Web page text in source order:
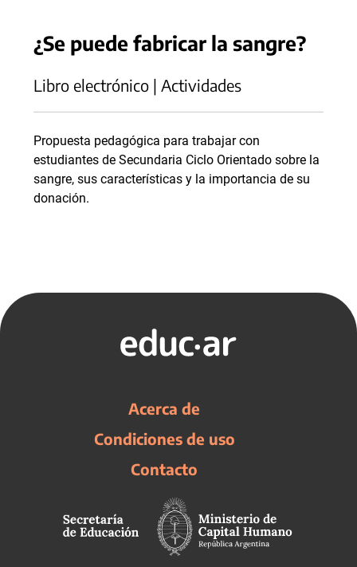
¿Se puede fabricar la sangre?
Libro electrónico | Actividades
Propuesta pedagógica para trabajar con
estudiantes de Secundaria Ciclo Orientado sobre la
sangre, sus características y la importancia de su
donación.
Acerca de
Condiciones de uso
Contacto